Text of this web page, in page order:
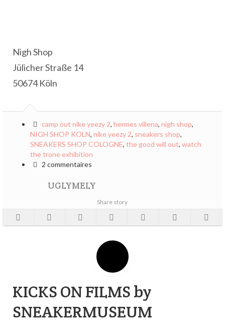
Nigh Shop
Jülicher Straße 14
50674 Köln
camp out nike yeezy 2, hermes villena, nigh shop,
NIGH SHOP KOLN, nike yeezy 2, sneakers shop,
SNEAKERS SHOP COLOGNE, the good will out, watch
the trone exhibition
2 commentaires
UGLYMELY
Share story
KICKS ON FILMS by
SNEAKERMUSEUM